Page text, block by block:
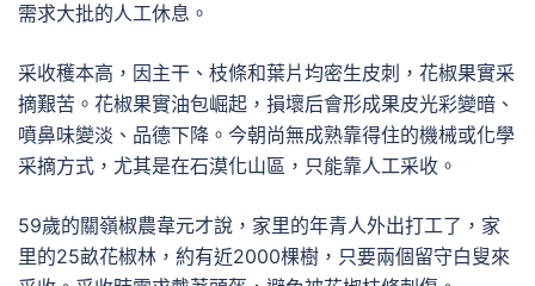
需求大批的人工休息。
采收穫本高，因主干、枝條和葉片均密生皮刺，花椒果實采
摘艱苦。花椒果實油包崛起，損壞后會形成果皮光彩變暗、
噴鼻味變淡、品德下降。今朝尚無成熟靠得住的機械或化學
采摘方式，尤其是在石漠化山區，只能靠人工采收。
59歲的關嶺椒農韋元才說，家里的年青人外出打工了，家
里的25畝花椒林，約有近2000棵樹，只要兩個留守白叟來